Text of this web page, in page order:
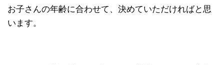
お子さんの年齢に合わせて、決めていただければと思
います。